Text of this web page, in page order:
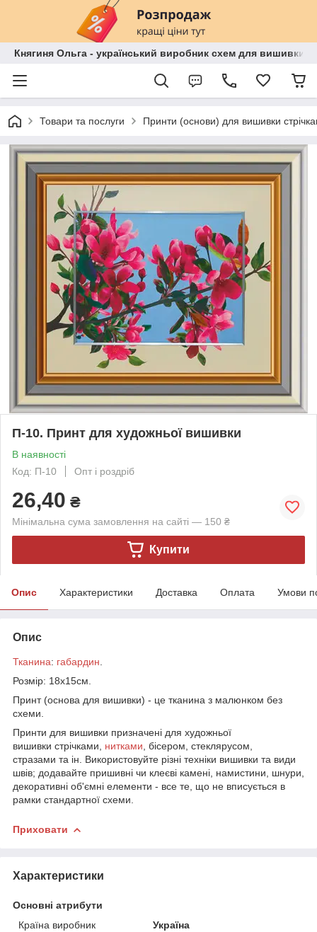
Княгиня Ольга - український виробник схем для вишивки
Товари та послуги Принти (основи) для вишивки
П-10. Принт для художньої вишивки
В наявності
Код: П-10
Опт і роздріб
26,40 ₴
Мінімальна сума замовлення на сайті — 150 ₴
Купити
Опис Характеристики Доставка Оплата Умови
Опис
Тканина: габардин
Розмір: 18х15см.
Принт (основа для вишивки) - це тканина з малюнком без
схеми.
Принти для вишивки призначені для художньої
вишивки стрічками, нитками , бісером, стеклярусом,
стразами та ін. Використовуйте різні техніки вишивки та види
швів; додавайте пришивні чи клеєві камені, намистини, шнури,
декоративні об'ємні елементи - все те, що не вписується в
рамки стандартної схеми.
Приховати
Характеристики
Основні атрибути
Країна виробник
Україна